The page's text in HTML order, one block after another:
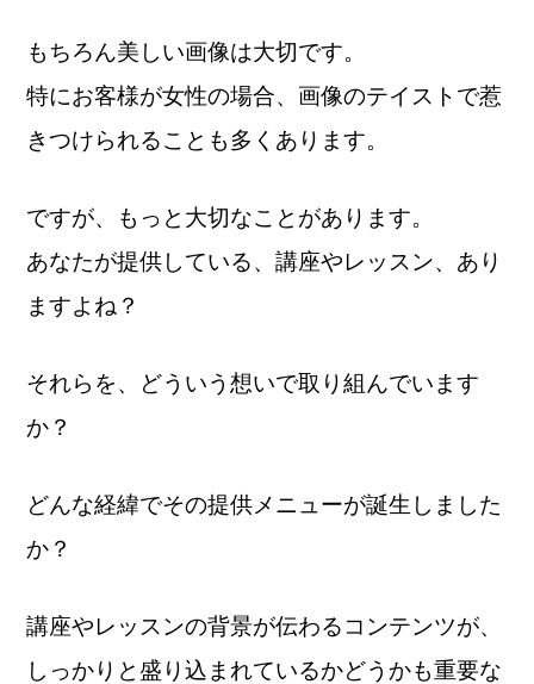
もちろん美しい画像は大切です。
特にお客様が女性の場合、画像のテイストで惹
きつけられることも多くあります。
ですが、もっと大切なことがあります。
あなたが提供している、講座やレッスン、あり
ますよね？
それらを、どういう想いで取り組んでいます
か？
どんな経緯でその提供メニューが誕生しました
か？
講座やレッスンの背景が伝わるコンテンツが、
しっかりと盛り込まれているかどうかも重要な